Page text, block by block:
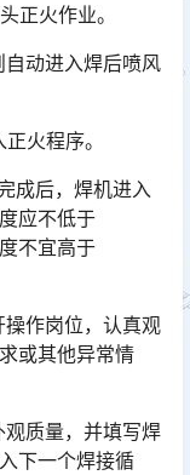
正火作业。
动进入焊后喷风
火程序。
后，焊机进入
应不低于
不宜高于
作岗位，认真观
或其他异常情
质量，并填写焊
下一个焊接循